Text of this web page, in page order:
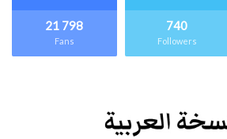
21 798
Fans
740
Followers